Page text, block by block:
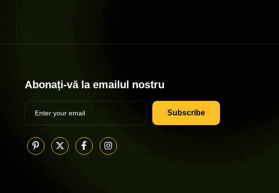
Abonați-vă la emailul nostru
Subscribe